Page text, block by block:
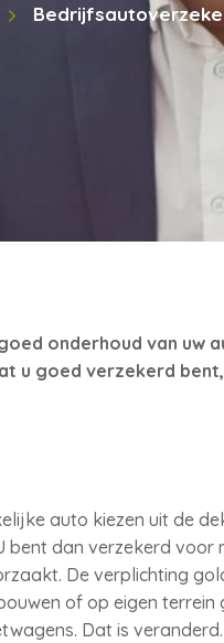
onderhoud van uw
u goed verzekerd
auto kiezen uit de
bent dan verzekerd voor
De verplichting
of op eigen
Dat is